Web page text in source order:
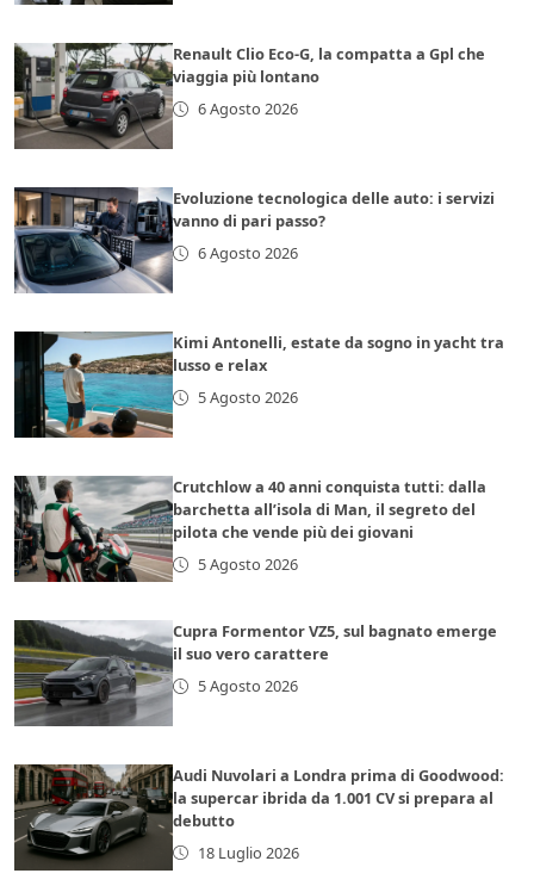
Renault Clio Eco-G, la compatta a Gpl che
viaggia più lontano
6 Agosto 2026
Evoluzione tecnologica delle auto: i servizi
vanno di pari passo?
6 Agosto 2026
Kimi Antonelli, estate da sogno in yacht tra
lusso e relax
5 Agosto 2026
Crutchlow a 40 anni conquista tutti: dalla
barchetta all’isola di Man, il segreto del
pilota che vende più dei giovani
5 Agosto 2026
Cupra Formentor VZ5, sul bagnato emerge
il suo vero carattere
5 Agosto 2026
Audi Nuvolari a Londra prima di Goodwood:
la supercar ibrida da 1.001 CV si prepara al
debutto
18 Luglio 2026